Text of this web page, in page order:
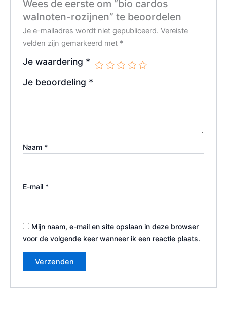
Wees de eerste om “bio cardos
walnoten-rozijnen” te beoordelen
Je e-mailadres wordt niet gepubliceerd. Vereiste
velden zijn gemarkeerd met *
Je waardering *
Je beoordeling *
Naam *
E-mail *
Mijn naam, e-mail en site opslaan in deze browser
voor de volgende keer wanneer ik een reactie plaats.